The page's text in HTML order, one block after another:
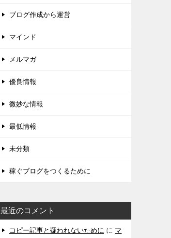
ブログ作成から運営
マインド
メルマガ
優良情報
微妙な情報
最低情報
未分類
稼ぐブログをつくるために
最近のコメント
コピー記事と疑われないために に マ